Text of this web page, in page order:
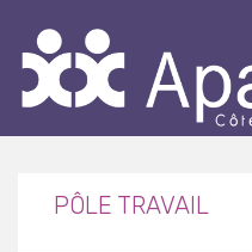
PÔLE TRAVAIL